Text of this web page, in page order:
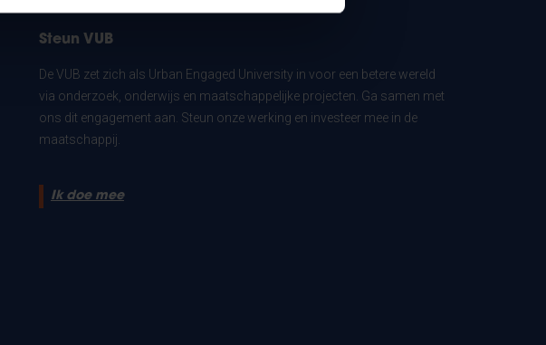
Steun VUB
De VUB zet zich als Urban Engaged University in voor een betere wereld
via onderzoek, onderwijs en maatschappelijke projecten. Ga samen met
ons dit engagement aan. Steun onze werking en investeer mee in de
maatschappij.
Ik doe mee